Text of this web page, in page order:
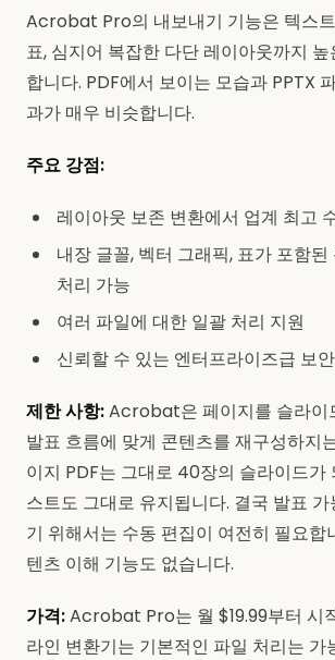
Acrobat Pro의 내보내기 기능은 텍스
표, 심지어 복잡한 다단 레이아웃까지
합니다. PDF에서 보이는 모습과 PPTX
과가 매우 비슷합니다.
주요 강점:
레이아웃 보존 변환에서 업계 최고
내장 글꼴, 벡터 그래픽, 표가 포함된
처리 가능
여러 파일에 대한 일괄 처리 지원
신뢰할 수 있는 엔터프라이즈급 보
제한 사항:Acrobat은 페이지를 슬라이
발표 흐름에 맞게 콘텐츠를 재구성하지
이지 PDF는 그대로 40장의 슬라이드가
스트도 그대로 유지됩니다. 결국 발표
기 위해서는 수동 편집이 여전히 필요합
텐츠 이해 기능도 없습니다.
가격:Acrobat Pro는 월 $19.99부터 시
라인 변환기는 기본적인 파일 처리는 가